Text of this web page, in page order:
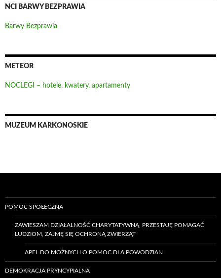
NCI BARWY BEZPRAWIA
Barwy Bezprawia
METEOR
NOCLEGI – hotele, kwatery, apartamenty
MUZEUM KARKONOSKIE
POMOC SPOŁECZNA
ZAWIESZAM DZIAŁALNOŚĆ CHARYTATYWNĄ, PRZESTAJĘ POMAGAĆ
LUDZIOM, ZAJMĘ SIĘ OCHRONĄ ZWIERZĄT
APEL DO MOŻNYCH O POMOC DLA POWODZIAN
DEMOKRACJA PRYNCYPIALNA